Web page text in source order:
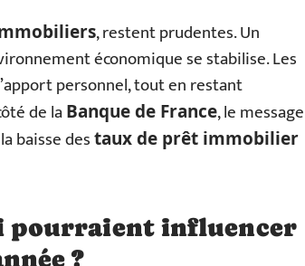
, restent prudentes. Un
économique se stabilise. Les
personnel, tout en restant
de laBanque de France, le message
baisse destaux de prêt immobilier
pourraient influencer
?